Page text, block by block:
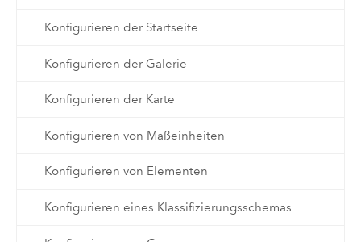
Konfigurieren der Startseite
Konfigurieren der Galerie
Konfigurieren der Karte
Konfigurieren von Maßeinheiten
Konfigurieren von Elementen
Konfigurieren eines Klassifizierungsschemas